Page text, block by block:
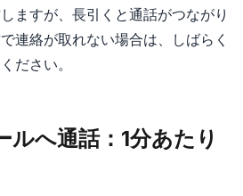
ますが、長引くと通話がつながり
連絡が取れない場合は、しばらく
ださい。
ルへ通話：1分あたり